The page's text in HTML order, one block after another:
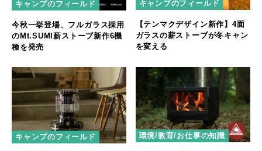
キャンプのフィールド
今秋一挙登場、フルガラス採用
のMt.SUMI薪ストーブ新作6機
種を発売
キャンプのフィールド
【テンマクデザイン新作】4面
ガラスの薪ストーブが冬キャン
を変える
キャンプのフィールド 環境/教育/お仕事の知識